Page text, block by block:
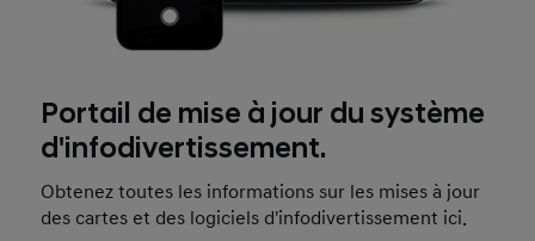
Portail de mise à jour du système
d'infodivertissement.
Obtenez toutes les informations sur les mises à jour
des cartes et des logiciels d'infodivertissement ici.